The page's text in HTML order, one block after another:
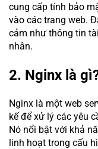
cung cấp tính bảo
vào các trang web.
cảm như thông tin
nhân.
2. Nginx là
Nginx là một web
kế để xử lý các yêu
Nó nổi bật với khả
linh hoạt trong cấu